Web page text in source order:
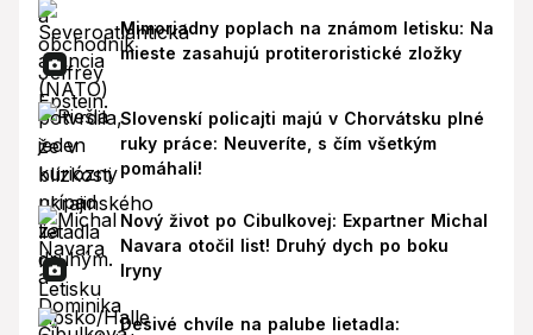
Mimoriadny poplach na známom letisku: Na
mieste zasahujú protiteroristické zložky
Slovenskí policajti majú v Chorvátsku plné
ruky práce: Neuveríte, s čím všetkým
pomáhali!
Nový život po Cibulkovej: Expartner Michal
Navara otočil list! Druhý dych po boku
Iryny
Desivé chvíle na palube lietadla: